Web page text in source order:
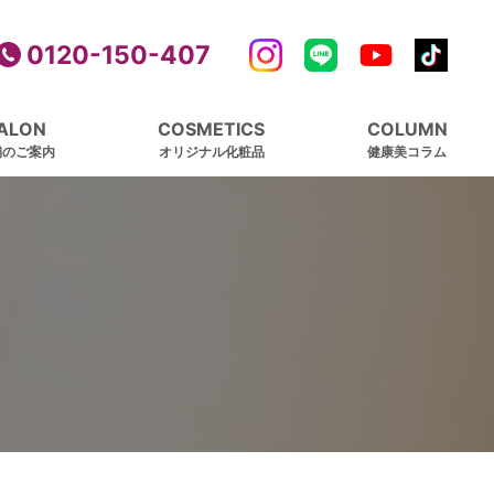
ご案内
COSMETICS
オリジナル化粧品
COLUMN
健康美コラム
0120-150-407